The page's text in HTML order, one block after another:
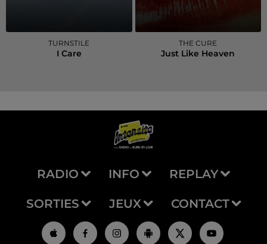
TURNSTILE
I Care
THE CURE
Just Like Heaven
RADIO INFO REPLAY
SORTIES JEUX CONTACT